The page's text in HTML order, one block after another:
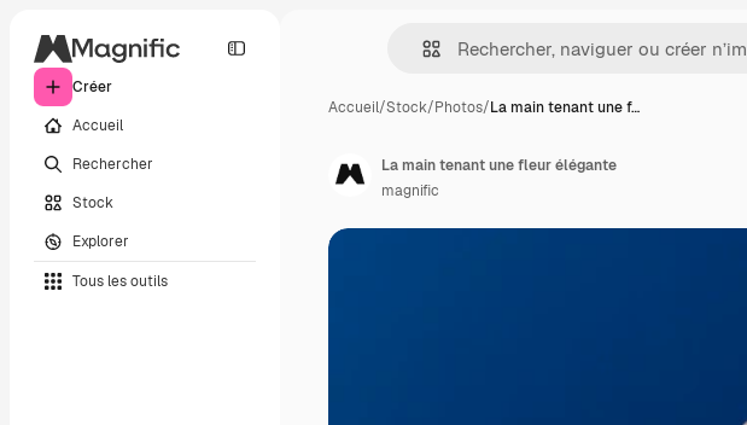
Créer
Accueil
Rechercher
Stock
Explorer
Tous les outils
Accueil/Stock/Photos/La main tenant une f…
La main tenant une fleur élégante
magnific